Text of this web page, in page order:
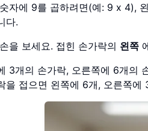
자에 9를 곱하려면(예: 9 x 4),
다.
을 보세요. 접힌 손가락의 왼쪽
3개의 손가락, 오른쪽에 6개의
을 접으면 왼쪽에 6개, 오른쪽